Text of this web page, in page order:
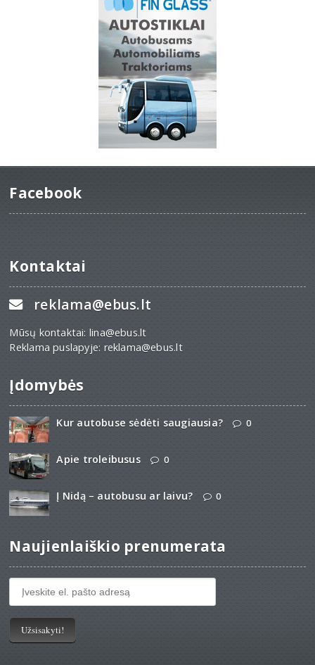
Facebook
Kontaktai
reklama@ebus.lt
Mūsų kontaktai: lina@ebus.lt
Reklama puslapyje: reklama@ebus.lt
Įdomybės
Kur autobuse sėdėti saugiausia? 0
Apie troleibusus 0
Į Nidą – autobusu ar laivu? 0
Naujienlaiškio prenumerata